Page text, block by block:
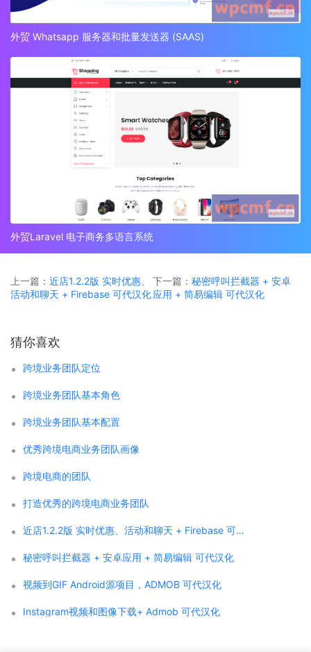
外贸 Whatsapp 服务器和批量发送器 (SAAS)
外贸Laravel 电子商务多语言系统
上一篇： 近店1.2.2版 实时优惠、
活动和聊天 + Firebase 可代汉化
下一篇： 秘密呼叫拦截器 + 安卓
应用 + 简易编辑 可代汉化
猜你喜欢
跨境业务团队定位
跨境业务团队基本角色
跨境业务团队基本配置
优秀跨境电商业务团队画像
跨境电商的团队
打造优秀的跨境电商业务团队
近店1.2.2版 实时优惠、活动和聊天 + Firebase 可代汉化
秘密呼叫拦截器 + 安卓应用 + 简易编辑 可代汉化
视频到GIF Android源项目，ADMOB 可代汉化
Instagram视频和图像下载+ Admob 可代汉化